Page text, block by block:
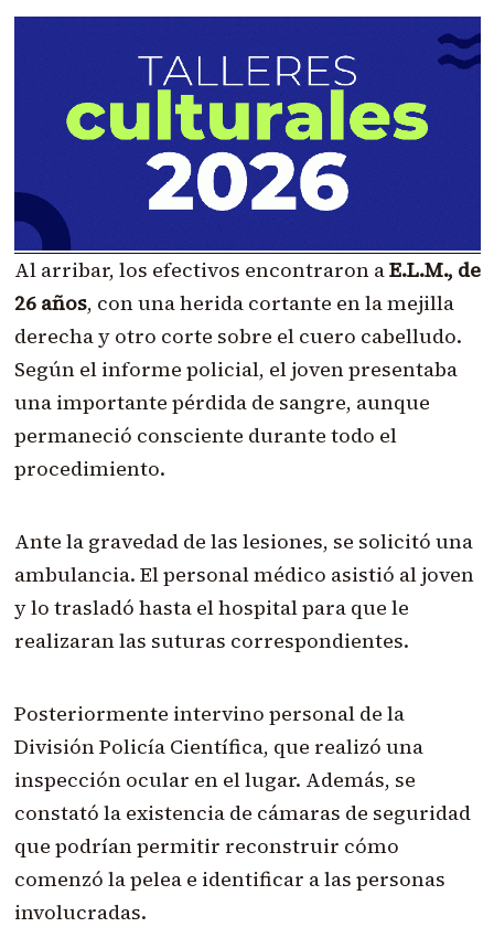
Al arribar, los efectivos encontraron aE.L.M., de
26 años, con una herida cortante en la mejilla
derecha y otro corte sobre el cuero cabelludo.
Según el informe policial, el joven presentaba
una importante pérdida de sangre, aunque
permaneció consciente durante todo el
procedimiento.
Ante la gravedad de las lesiones, se solicitó una
ambulancia. El personal médico asistió al joven
y lo trasladó hasta el hospital para que le
realizaran las suturas correspondientes.
Posteriormente intervino personal de la
División Policía Científica, que realizó una
inspección ocular en el lugar. Además, se
constató la existencia de cámaras de seguridad
que podrían permitir reconstruir cómo
comenzó la pelea e identificar a las personas
involucradas.